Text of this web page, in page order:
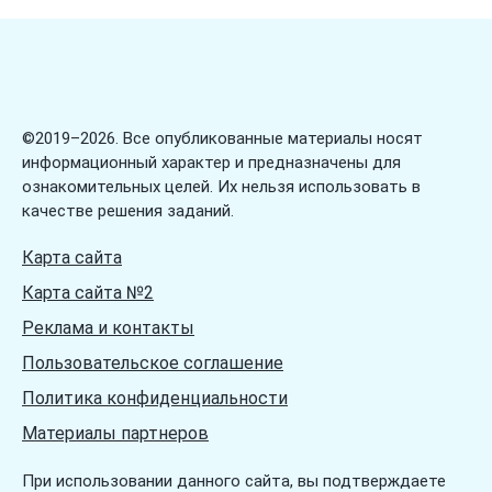
©2019–2026. Все опубликованные материалы носят
информационный характер и предназначены для
ознакомительных целей. Их нельзя использовать в
качестве решения заданий.
Карта сайта
Карта сайта №2
Реклама и контакты
Пользовательское соглашение
Политика конфиденциальности
Материалы партнеров
При использовании данного сайта, вы подтверждаете